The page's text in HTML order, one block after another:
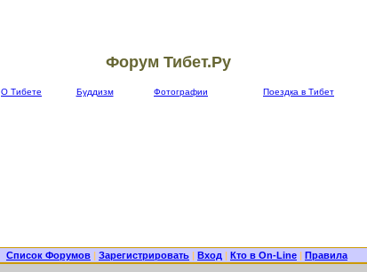
Форум Тибет.Ру
О Тибете Буддизм Фотографии Поездка в Тибет
Список Форумов | Зарегистрировать | Вход | Кто в On-Line | Правила